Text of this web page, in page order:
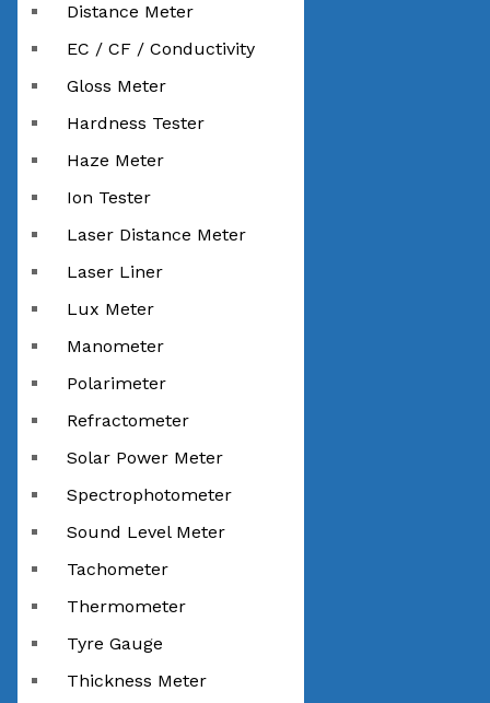
Distance Meter
EC / CF / Conductivity
Gloss Meter
Hardness Tester
Haze Meter
Ion Tester
Laser Distance Meter
Laser Liner
Lux Meter
Manometer
Polarimeter
Refractometer
Solar Power Meter
Spectrophotometer
Sound Level Meter
Tachometer
Thermometer
Tyre Gauge
Thickness Meter